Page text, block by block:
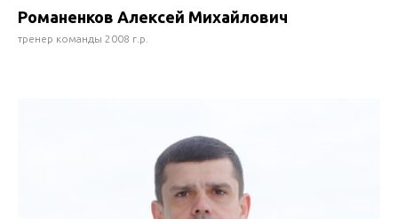
Романенков Алексей Михайлович
тренер команды 2008 г.р.